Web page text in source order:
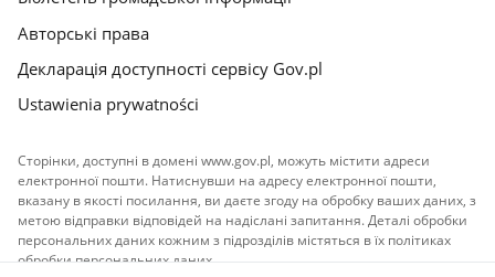
Авторські права
Декларація доступності сервісу Gov.pl
Ustawienia prywatności
Сторінки, доступні в домені www.gov.pl, можуть містити адреси
електронної пошти. Натиснувши на адресу електронної пошти,
вказану в якості посилання, ви даєте згоду на обробку ваших даних, з
метою відправки відповідей на надіслані запитання. Деталі обробки
персональних даних кожним з підрозділів містяться в їх політиках
обробки персональних даних.